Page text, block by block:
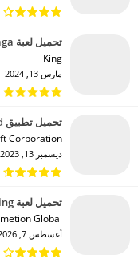
تحميل لعبة Farm Heroes Saga مهكرة للاندرويد 2024
King‏
مارس 13, 2024
تحميل تطبيق Microsoft Word مهكر للاندرويد 2024
Corporation‏
ديسمبر 13, 2023
تحميل لعبة Ludo King™ مهكرة للاندرويد 2024
Global‏
أغسطس 7, 2026